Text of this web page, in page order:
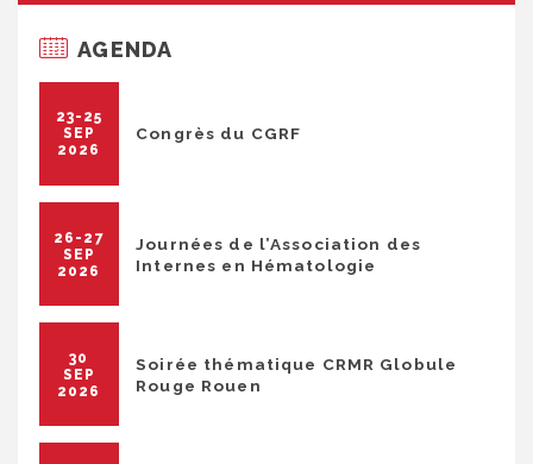
AGENDA
23-25
SEP
2026
Congrès du CGRF
26-27
SEP
2026
Journées de l’Association des
Internes en Hématologie
30
SEP
2026
Soirée thématique CRMR Globule
Rouge Rouen